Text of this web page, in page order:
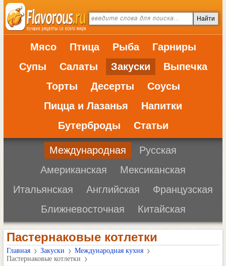
Мясо Птица Рыба
Гарниры
Супы
Салаты Закуски
Выпечка
Торты
Десерты
Соусы
Пицца и Лазанья
Напитки
Бутерброды
Статьи
Международная
Русская
Американская
Мексиканская
Итальянская
Английская
Французская
Ближневосточная
Китайская
Пастернаковые котлетки
Главная Закуски
Международная кухня
Пастернаковые котлетки